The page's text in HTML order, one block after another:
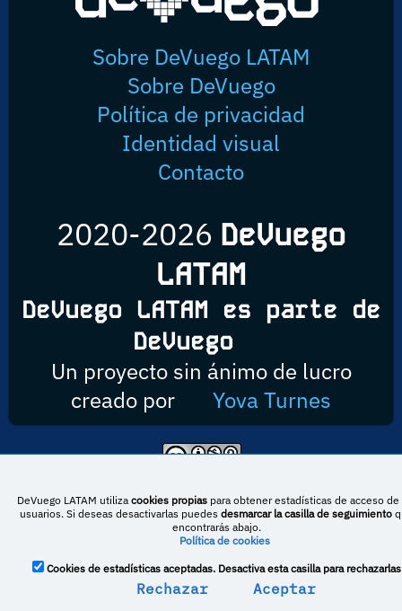
Sobre DeVuego LATAM
Sobre DeVuego
Política de privacidad
Identidad visual
Contacto
2020-2026 DeVuego
LATAM
DeVuego LATAM es parte de
DeVuego
Un proyecto sin ánimo de lucro
creado por
Yova Turnes
DeVuego Portugal
DeVuego LATAM utiliza cookies propiaspara obtener estadísticas de acceso de
usuarios. Si deseas desactivarlas puedes desmarcar la casilla de seguimiento
encontrarás abajo.
Política de cookies
Cookies de estadísticas aceptadas. Desactiva esta casilla para
Rechazar Aceptar